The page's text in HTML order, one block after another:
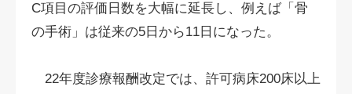
C項目の評価日数を大幅に延長し、例えば「骨
の手術」は従来の5日から11日になった。
22年度診療報酬改定では、許可病床200床以上